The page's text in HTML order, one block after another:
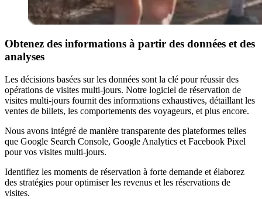
Obtenez des informations à partir des données et des
analyses
Les décisions basées sur les données sont la clé pour réussir des
opérations de visites multi-jours. Notre logiciel de réservation de
visites multi-jours fournit des informations exhaustives, détaillant les
ventes de billets, les comportements des voyageurs, et plus encore.
Nous avons intégré de manière transparente des plateformes telles
que Google Search Console, Google Analytics et Facebook Pixel
pour vos visites multi-jours.
Identifiez les moments de réservation à forte demande et élaborez
des stratégies pour optimiser les revenus et les réservations de
visites.